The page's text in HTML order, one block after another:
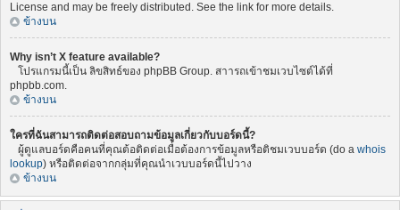
License and may be freely distributed. See the link for more details.
ข้างบน
Why isn’t X feature available?
โปรแกรมนี้เป็น ลิขสิทธ์ของ phpBB Group. สาารถเข้าชมเวบไซต์ได้ที่
phpbb.com.
ข้างบน
ใครที่ฉันสามารถติดต่อสอบถามข้อมูลเกี่ยวกับบอร์ดนี้?
ผู้ดูแลบอร์ดคือคนที่คุณต้อติดต่อเมื่อต้องการข้อมูลหรือติชมเวบบอร์ด (do a whois
lookup) หรือติดต่อจากกลุ่มที่คุณนำเวบบอร์ดนี้ไปวาง
ข้างบน